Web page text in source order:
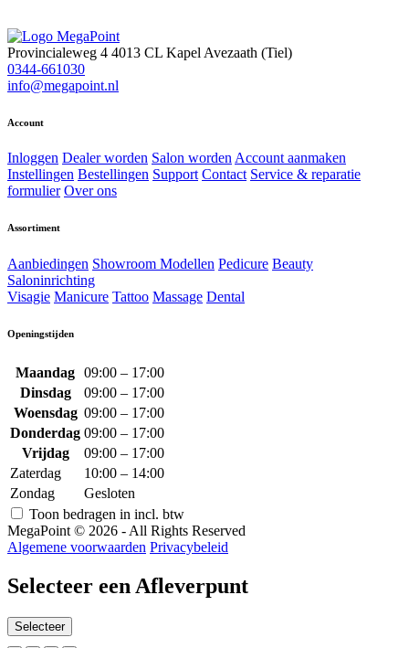
Provincialeweg 4 4013 CL Kapel Avezaath (Tiel)
0344-661030
info@megapoint.nl
Account
Inloggen Dealer worden Salon wordenAccount aanmaken
Instellingen Bestellingen Support Contact Service & reparatie
formulier Over ons
Assortiment
Aanbiedingen Showroom Modellen Pedicure Beauty
Saloninrichting
Visagie Manicure Tattoo Massage Dental
Openingstijden
Maandag 09:00 – 17:00
Dinsdag
09:00 – 17:00
Woensdag 09:00 – 17:00
Donderdag 09:00 – 17:00
Vrijdag
09:00 – 17:00
Zaterdag
10:00 – 14:00
Zondag
Gesloten
Toon bedragen in incl. btw
MegaPoint © 2026 - All Rights Reserved
Algemene voorwaarden Privacybeleid
Selecteer een Afleverpunt
Selecteer